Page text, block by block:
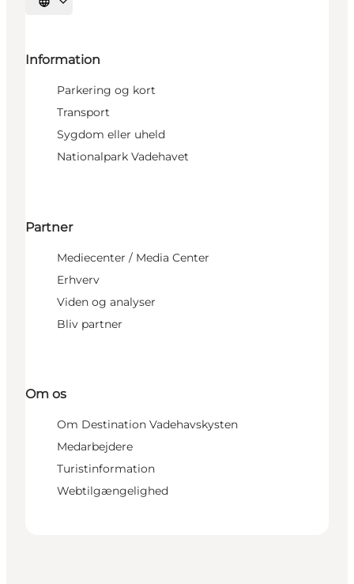
Vælg sprog
Information
Parkering og kort
Transport
Sygdom eller uheld
Nationalpark Vadehavet
Partner
Mediecenter / Media Center
Erhverv
Viden og analyser
Bliv partner
Om os
Om Destination Vadehavskysten
Medarbejdere
Turistinformation
Webtilgængelighed